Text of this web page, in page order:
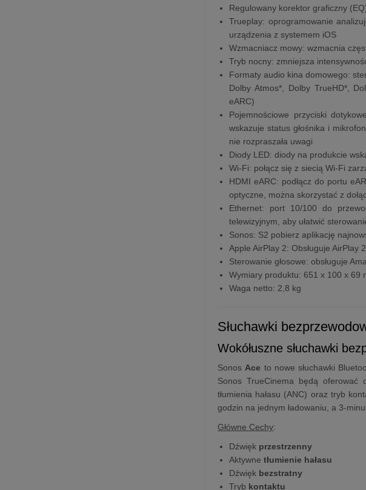
Regulowany korektor graficzny
Trueplay: oprogramowanie
urządzenia z systemem iOS
Wzmacniacz mowy: wzmacnia
Tryb nocny: zmniejsza
Formaty audio kina domowego:
Dolby Atmos*, Dolby TrueHD*,
eARC)
Pojemnościowe przyciski
wskazuje status głośnika i
nie rozpraszała uwagi
Diody LED: diody na produkcie
Wi-Fi: połącz się z siecią Wi-Fi
HDMI eARC: podłącz do portu
optyczne, można skorzystać z
Ethernet: port 10/100 do
telewizyjnym, aby ułatwić
Sonos: S2 pobierz aplikację
Apple AirPlay 2: Obsługuje
Sterowanie głosowe: obsługuje
Wymiary produktu: 651 x 100 x 69
Waga netto: 2,8 kg
Słuchawki
Wokółuszne słuchawki
Sonos Ace to nowe słuchawki
Sonos TrueCinema będą oferować
tłumienia hałasu (ANC) oraz tryb
godzin na jednym ładowaniu, a 3-
Główne Cechy:
Dźwięk przestrzenny
Aktywnetłumienie hałasu
Dźwięk bezstratny
Tryb kontaktu